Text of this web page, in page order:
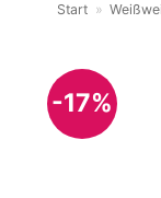
Start »
-17%